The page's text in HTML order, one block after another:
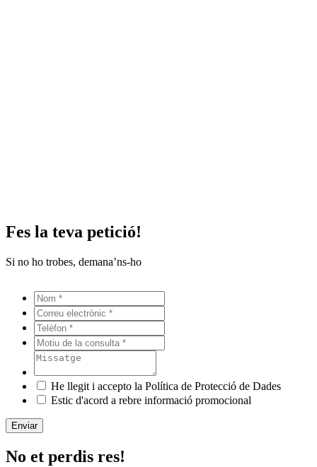
Fes la teva petició!
Si no ho trobes, demana’ns-ho
He llegit i accepto la Política de Protecció de Dades
Estic d'acord a rebre informació promocional
Enviar
No et perdis res!